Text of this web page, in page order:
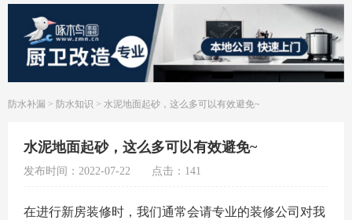
防水补漏 > 防水知识 > 水泥地面起砂，这么多可以有效避免~
水泥地面起砂，这么多可以有效避免~
发布时间：2022-07-22 点击：141
在进行新房装修时，我们通常会请专业的装修公司对我